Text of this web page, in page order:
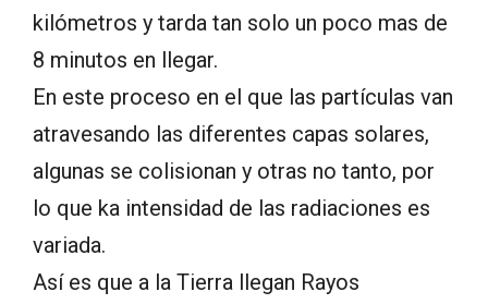
kilómetros y tarda tan solo un poco mas de
8 minutos en llegar.
En este proceso en el que las partículas van
atravesando las diferentes capas solares,
algunas se colisionan y otras no tanto, por
lo que ka intensidad de las radiaciones es
variada.
Así es que a la Tierra llegan Rayos